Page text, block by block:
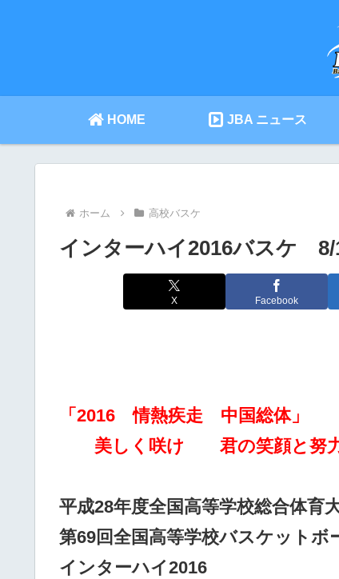
HOME JBA ニュース
ホーム 高校バスケ
インターハイ2016バスケ 8/
X Facebook
「2016 情熱疾走 中国総体」
美しく咲け 君の笑顔と努
平成28年度全国高等学校総合体育
第69回全国高等学校バスケットボ
インターハイ2016